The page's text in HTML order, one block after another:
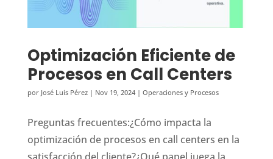
Optimización Eficiente de
Procesos en Call Centers
por José Luis Pérez| Nov 19, 2024| Operaciones y Procesos
Preguntas frecuentes:¿Cómo impacta la
optimización de procesos en call centers en la
satisfacción del cliente?¿Qué papel juega la